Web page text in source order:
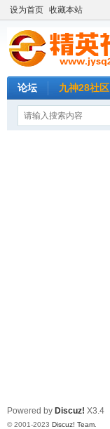
设为首页 收藏本站
论坛 九神28社区
Powered by Discuz! X3.4
© 2001-2023 Discuz! Team